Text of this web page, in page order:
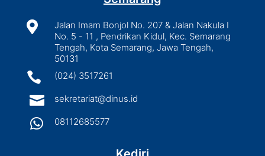

Jalan Imam Bonjol No. 207 & Jalan Nakula I
No. 5 - 11 , Pendrikan Kidul, Kec. Semarang
Tengah, Kota Semarang, Jawa Tengah,
50131
 (024) 3517261
 sekretariat@dinus.id
 08112685577